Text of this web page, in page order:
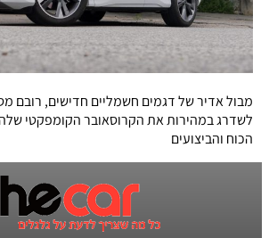
מבול אדיר של דגמים חשמליים חדישים, רובם
לשדרג במהירות את הקרוסאובר הקומפקטי שלה,
הכוח והביצועים